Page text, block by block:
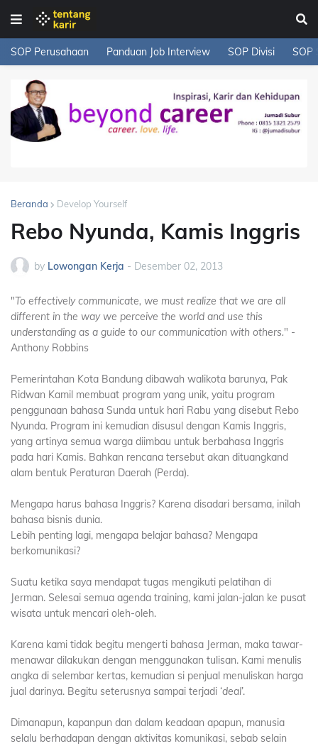
SOP Perusahaan Panduan Job Interview SOP Divisi SOP
Beranda Develop Yourself
Rebo Nyunda, Kamis Inggris
by Lowongan Kerja - Desember 02, 2013
"To effectively communicate, we must realize that we are all
different in the way we perceive the world and use this
understanding as a guide to our communication with others." -
Anthony Robbins
Pemerintahan Kota Bandung dibawah walikota barunya, Pak
Ridwan Kamil membuat program yang unik, yaitu program
penggunaan bahasa Sunda untuk hari Rabu yang disebut Rebo
Nyunda. Program ini kemudian disusul dengan Kamis Inggris,
yang artinya semua warga diimbau untuk berbahasa Inggris
pada hari Kamis. Bahkan rencana tersebut akan dituangkand
alam bentuk Peraturan Daerah (Perda).
Mengapa harus bahasa Inggris? Karena disadari bersama, inilah
bahasa bisnis dunia.
Lebih penting lagi, mengapa belajar bahasa? Mengapa
berkomunikasi?
Suatu ketika saya mendapat tugas mengikuti pelatihan di
Jerman. Selesai semua agenda training, kami jalan-jalan ke pusat
wisata untuk mencari oleh-oleh.
Karena kami tidak begitu mengerti bahasa Jerman, maka tawar-
menawar dilakukan dengan menggunakan tulisan. Kami menulis
angka di selembar kertas, kemudian si penjual menuliskan harga
jual darinya. Begitu seterusnya sampai terjadi ‘deal’.
Dimanapun, kapanpun dan dalam keadaan apapun, manusia
selalu berhadapan dengan aktivitas komunikasi, sebab selain